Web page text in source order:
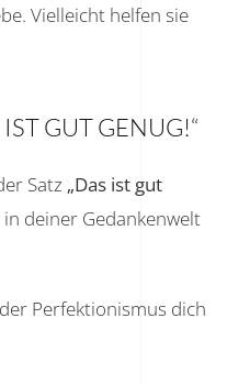
Vielleicht helfen sie
GUT GENUG!“
Satz „Das ist gut
deiner Gedankenwelt
Perfektionismus dich